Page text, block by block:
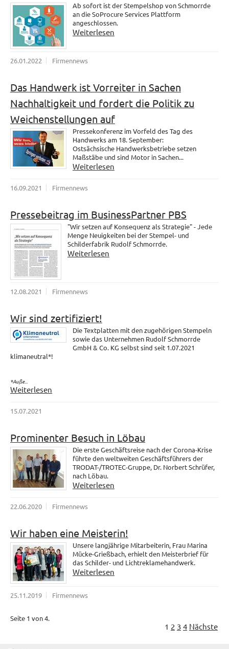
Ab sofort ist der Stempelshop von Schmorrde
an die SoProcure Services Plattform
angeschlossen.
Weiterlesen
26.01.2022 Firmennews
Das Handwerk ist Vorreiter in Sachen
Nachhaltigkeit und fordert die Politik zu
Weichenstellungen auf
Pressekonferenz im Vorfeld des Tag des
Handwerks am 18. September:
Ostsächsische Handwerksbetriebe setzen
Maßstäbe und sind Motor in Sachen...
Weiterlesen
16.09.2021 Firmennews
Pressebeitrag im BusinessPartner PBS
"Wir setzen auf Konsequenz als Strategie" - Jede
Menge Neuigkeiten bei der Stempel- und
Schilderfabrik Rudolf Schmorrde.
Weiterlesen
12.08.2021 Firmennews
Wir sind zertifiziert!
Die Textplatten mit den zugehörigen Stempeln
sowie das Unternehmen Rudolf Schmorrde
GmbH & Co. KG selbst sind seit 1.07.2021
klimaneutral*!
*Auße...
Weiterlesen
15.07.2021
Prominenter Besuch in Löbau
Die erste Geschäftsreise nach der Corona-Krise
führte den weltweiten Geschäftsführers der
TRODAT-/TROTEC-Gruppe, Dr. Norbert Schrüfer,
nach Löbau.
Weiterlesen
22.06.2020 Firmennews
Wir haben eine Meisterin!
Unsere langjährige Mitarbeiterin, Frau Marina
Mücke-Grießbach, erhielt den Meisterbrief für
das Schilder- und Lichtreklamehandwerk.
Weiterlesen
25.11.2019 Firmennews
Seite 1 von 4.
1 2 3 4 Nächste